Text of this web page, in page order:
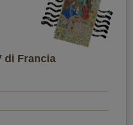
di Francia
vuoi che lo riceva?